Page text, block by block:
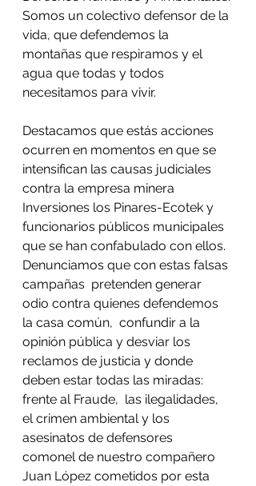
Somos un colectivo defensor de la
vida, que defendemos la
montañas que respiramos y el
agua que todas y todos
necesitamos para vivir.
Destacamos que estás acciones
ocurren en momentos en que se
intensifican las causas judiciales
contra la empresa minera
Inversiones los Pinares-Ecotek y
funcionarios públicos municipales
que se han confabulado con ellos.
Denunciamos que con estas falsas
campañas  pretenden generar
odio contra quienes defendemos
la casa común,  confundir a la
opinión pública y desviar los
reclamos de justicia y donde
deben estar todas las miradas:
frente al Fraude,  las ilegalidades,
el crimen ambiental y los
asesinatos de defensores
comonel de nuestro compañero
Juan López cometidos por esta